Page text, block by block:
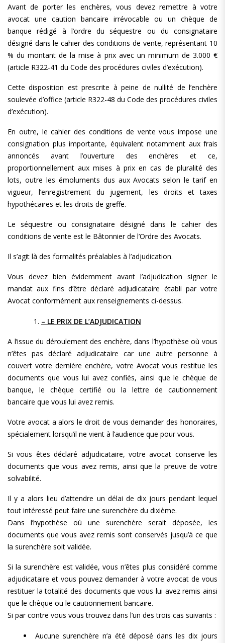
Avant de porter les enchères, vous devez remettre à votre
avocat une caution bancaire irrévocable ou un chèque de
banque rédigé à l’ordre du séquestre ou du consignataire
désigné dans le cahier des conditions de vente, représentant 10
% du montant de la mise à prix avec un minimum de 3.000 €
(article R322-41 du Code des procédures civiles d’exécution).
Cette disposition est prescrite à peine de nullité de l’enchère
soulevée d’office (article R322-48 du Code des procédures civiles
d’exécution).
En outre, le cahier des conditions de vente vous impose une
consignation plus importante, équivalent notamment aux frais
annoncés avant l’ouverture des enchères et ce,
proportionnellement aux mises à prix en cas de pluralité des
lots, outre les émoluments dus aux Avocats selon le tarif en
vigueur, l’enregistrement du jugement, les droits et taxes
hypothécaires et les droits de greffe.
Le séquestre ou consignataire désigné dans le cahier des
conditions de vente est le Bâtonnier de l’Ordre des Avocats.
Il s’agit là des formalités préalables à l’adjudication.
Vous devez bien évidemment avant l’adjudication signer le
mandat aux fins d’être déclaré adjudicataire établi par votre
Avocat conformément aux renseignements ci-dessus.
– LE PRIX DE L’ADJUDICATION
A l’issue du déroulement des enchère, dans l’hypothèse où vous
n’êtes pas déclaré adjudicataire car une autre personne à
couvert votre dernière enchère, votre Avocat vous restitue les
documents que vous lui avez confiés, ainsi que le chèque de
banque, le chèque certifié ou la lettre de cautionnement
bancaire que vous lui avez remis.
Votre avocat a alors le droit de vous demander des honoraires,
spécialement lorsqu’il ne vient à l’audience que pour vous.
Si vous êtes déclaré adjudicataire, votre avocat conserve les
documents que vous avez remis, ainsi que la preuve de votre
solvabilité.
Il y a alors lieu d’attendre un délai de dix jours pendant lequel
tout intéressé peut faire une surenchère du dixième.
Dans l’hypothèse où une surenchère serait déposée, les
documents que vous avez remis sont conservés jusqu’à ce que
la surenchère soit validée.
Si la surenchère est validée, vous n’êtes plus considéré comme
adjudicataire et vous pouvez demander à votre avocat de vous
restituer la totalité des documents que vous lui avez remis ainsi
que le chèque ou le cautionnement bancaire.
Si par contre vous vous trouvez dans l’un des trois cas suivants :
Aucune surenchère n’a été déposé dans les dix jours